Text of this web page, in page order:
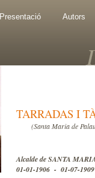
Presentació Autors
TARRADAS I
(Santa Maria de
Alcalde de SANTA
01-01-1906 - 01-07-1909